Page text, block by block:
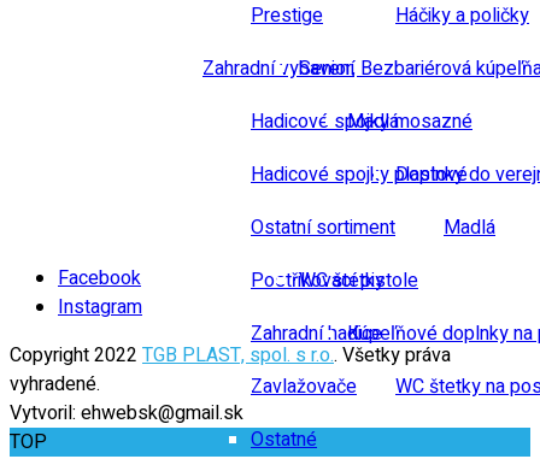
Prestige
Zahradní vybavení
Hadicové spojky mosazné
Hadicové spojky plastové
Ostatní sortiment
Postřikovací pistole
Zahradní hadice
Zavlažovače
Háčiky a poličky
Senior, Bezbariérová
Madlá
Doplnky do
Madlá
WC štetky
Kúpeľňové doplnky
WC štetky na
Ostatné
Facebook
Instagram
Copyright 2022 TGB PLAST, spol. s r.o.. Všetky práva
vyhradené.
Vytvoril: ehwebsk@gmail.sk
TOP